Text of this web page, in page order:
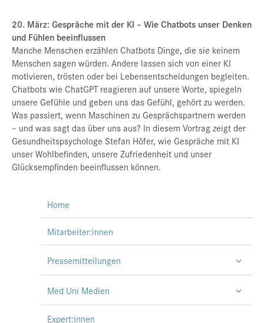
20. März: Gespräche mit der KI – Wie Chatbots unser Denken
und Fühlen beeinflussen
Manche Menschen erzählen Chatbots Dinge, die sie keinem
Menschen sagen würden. Andere lassen sich von einer KI
motivieren, trösten oder bei Lebensentscheidungen begleiten.
Chatbots wie ChatGPT reagieren auf unsere Worte, spiegeln
unsere Gefühle und geben uns das Gefühl, gehört zu werden.
Was passiert, wenn Maschinen zu Gesprächspartnern werden
– und was sagt das über uns aus? In diesem Vortrag zeigt der
Gesundheitspsychologe Stefan Höfer, wie Gespräche mit KI
unser Wohlbefinden, unsere Zufriedenheit und unser
Glücksempfinden beeinflussen können.
Home
Mitarbeiter:innen
Pressemitteilungen
Med Uni Medien
Expert:innen